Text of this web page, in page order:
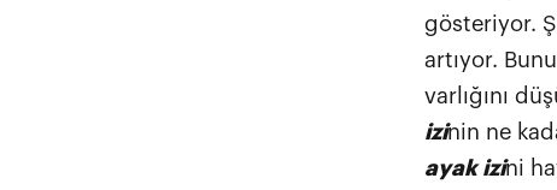
gösteriyor.
artıyor.
varlığını
izinin ne
ayak izini